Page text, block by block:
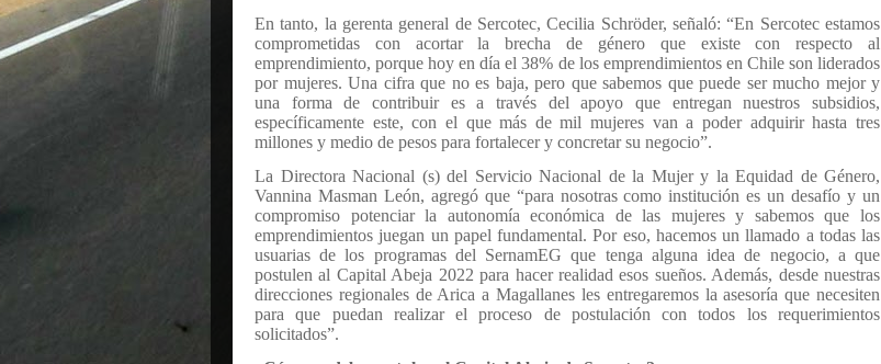
En tanto, la gerenta general de Sercotec, Cecilia Schröder, señaló: “En Sercotec estamos
comprometidas con acortar la brecha de género que existe con respecto al
emprendimiento, porque hoy en día el 38% de los emprendimientos en Chile son liderados
por mujeres. Una cifra que no es baja, pero que sabemos que puede ser mucho mejor y
una forma de contribuir es a través del apoyo que entregan nuestros subsidios,
específicamente este, con el que más de mil mujeres van a poder adquirir hasta tres
millones y medio de pesos para fortalecer y concretar su negocio”.
La Directora Nacional (s) del Servicio Nacional de la Mujer y la Equidad de Género,
Vannina Masman León, agregó que “para nosotras como institución es un desafío y un
compromiso potenciar la autonomía económica de las mujeres y sabemos que los
emprendimientos juegan un papel fundamental. Por eso, hacemos un llamado a todas las
usuarias de los programas del SernamEG que tenga alguna idea de negocio, a que
postulen al Capital Abeja 2022 para hacer realidad esos sueños. Además, desde nuestras
direcciones regionales de Arica a Magallanes les entregaremos la asesoría que necesiten
para que puedan realizar el proceso de postulación con todos los requerimientos
solicitados”.